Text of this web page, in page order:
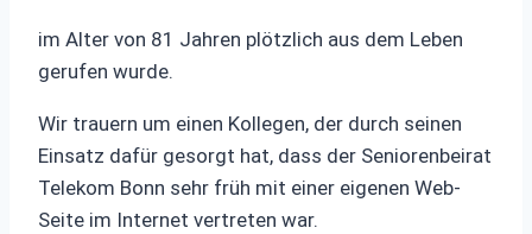
im Alter von 81 Jahren plötzlich aus dem Leben
gerufen wurde.
Wir trauern um einen Kollegen, der durch seinen
Einsatz dafür gesorgt hat, dass der Seniorenbeirat
Telekom Bonn sehr früh mit einer eigenen Web-
Seite im Internet vertreten war.